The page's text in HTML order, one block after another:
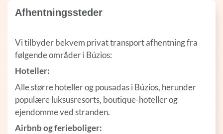
Afhentningssteder
Vi tilbyder bekvem privat transport afhentning fra
følgende områder i Búzios:
Hoteller:
Alle større hoteller og pousadas i Búzios, herunder
populære luksusresorts, boutique-hoteller og
ejendomme ved stranden.
Airbnb og ferieboliger: